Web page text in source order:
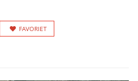
FAVORIET